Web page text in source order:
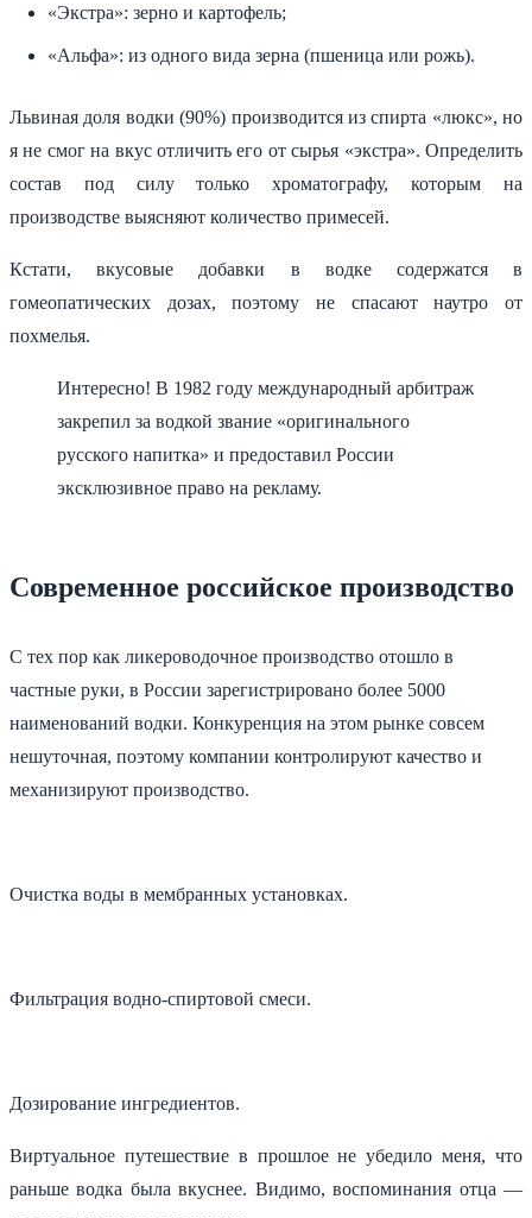
«Экстра»: зерно и картофель;
«Альфа»: из одного вида зерна (пшеница или рожь).
Львиная доля водки (90%) производится из спирта «люкс», но
я не смог на вкус отличить его от сырья «экстра». Определить
состав под силу только хроматографу, которым на
производстве выясняют количество примесей.
Кстати, вкусовые добавки в водке содержатся в
гомеопатических дозах, поэтому не спасают наутро от
похмелья.
Интересно! В 1982 году международный арбитраж
закрепил за водкой звание «оригинального
русского напитка» и предоставил России
эксклюзивное право на рекламу.
Современное российское производство
С тех пор как ликероводочное производство отошло в
частные руки, в России зарегистрировано более 5000
наименований водки. Конкуренция на этом рынке совсем
нешуточная, поэтому компании контролируют качество и
механизируют производство.
Очистка воды в мембранных установках.
Фильтрация водно-спиртовой смеси.
Дозирование ингредиентов.
Виртуальное путешествие в прошлое не убедило меня, что
раньше водка была вкуснее. Видимо, воспоминания отца —